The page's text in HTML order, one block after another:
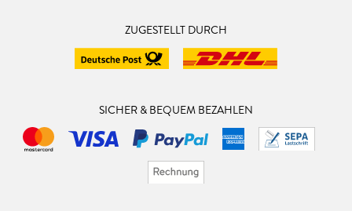
ZUGESTELLT DURCH
SICHER & BEQUEM BEZAHLEN